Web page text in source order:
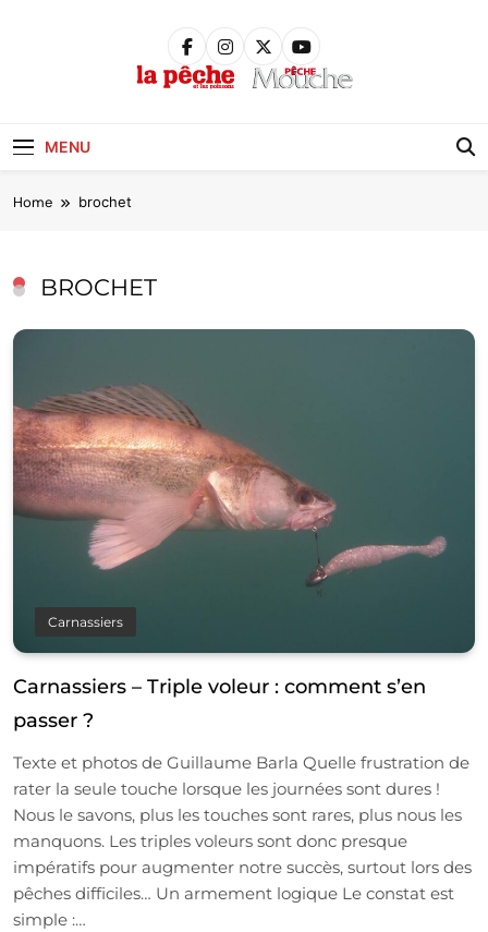
MENU
Home brochet
BROCHET
Carnassiers
Carnassiers – Triple voleur : comment s’en
passer ?
Texte et photos de Guillaume Barla Quelle frustration de
rater la seule touche lorsque les journées sont dures !
Nous le savons, plus les touches sont rares, plus nous les
manquons. Les triples voleurs sont donc presque
impératifs pour augmenter notre succès, surtout lors des
pêches difficiles… Un armement logique Le constat est
simple :…